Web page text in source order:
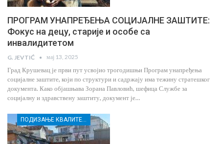
ПРОГРАМ УНАПРЕЂЕЊА СОЦИЈАЛНЕ ЗАШТИТЕ:
Фокус на децу, старије и особе са
инвалидитетом
G. JEVTIĆ мај 13, 2025
Град Крушевац је први пут усвојио трогодишњи Програм унапређења
социјалне заштите, који по структури и садржају има тежину стратешког
документа. Како објашњава Зорана Павловић, шефица Службе за
социјалну и здравствену заштиту, документ је…
ПОДИЗАЊЕ КВАЛИТЕТА УСЛУГА СОЦИЈАЛНЕ ЗАШТИТЕ РАЊИВИХ ГРУПА У КРУШЕВЦУ